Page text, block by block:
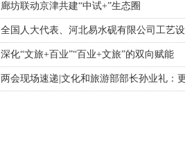
廊坊联动京津共建“中试+”生态圈
深化“文旅+百业”“百业+文旅”的双向赋能